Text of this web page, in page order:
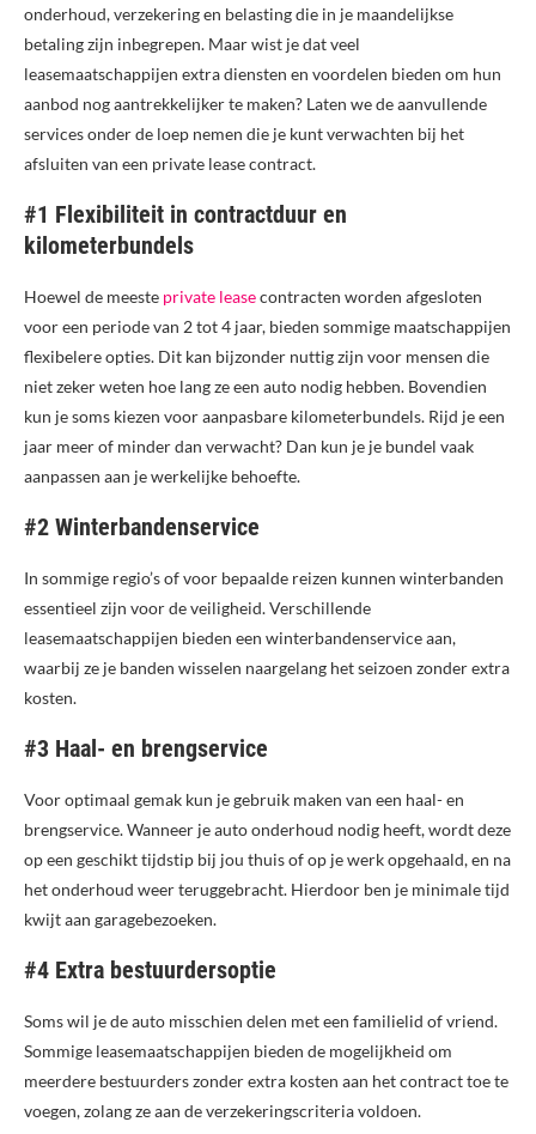
onderhoud, verzekering en belasting die in je maandelijkse
betaling zijn inbegrepen. Maar wist je dat veel
leasemaatschappijen extra diensten en voordelen bieden om hun
aanbod nog aantrekkelijker te maken? Laten we de aanvullende
services onder de loep nemen die je kunt verwachten bij het
afsluiten van een private lease contract.
#1 Flexibiliteit in contractduur en
kilometerbundels
Hoewel de meeste private leasecontracten worden afgesloten
voor een periode van 2 tot 4 jaar, bieden sommige maatschappijen
flexibelere opties. Dit kan bijzonder nuttig zijn voor mensen die
niet zeker weten hoe lang ze een auto nodig hebben. Bovendien
kun je soms kiezen voor aanpasbare kilometerbundels. Rijd je een
jaar meer of minder dan verwacht? Dan kun je je bundel vaak
aanpassen aan je werkelijke behoefte.
#2 Winterbandenservice
In sommige regio’s of voor bepaalde reizen kunnen winterbanden
essentieel zijn voor de veiligheid. Verschillende
leasemaatschappijen bieden een winterbandenservice aan,
waarbij ze je banden wisselen naargelang het seizoen zonder extra
kosten.
#3 Haal- en brengservice
Voor optimaal gemak kun je gebruik maken van een haal- en
brengservice. Wanneer je auto onderhoud nodig heeft, wordt deze
op een geschikt tijdstip bij jou thuis of op je werk opgehaald, en na
het onderhoud weer teruggebracht. Hierdoor ben je minimale tijd
kwijt aan garagebezoeken.
#4 Extra bestuurdersoptie
Soms wil je de auto misschien delen met een familielid of vriend.
Sommige leasemaatschappijen bieden de mogelijkheid om
meerdere bestuurders zonder extra kosten aan het contract toe te
voegen, zolang ze aan de verzekeringscriteria voldoen.